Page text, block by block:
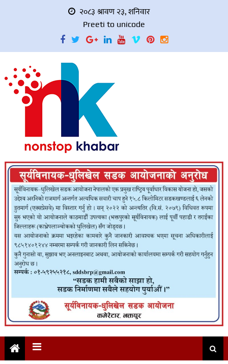
२०८३ श्रावण २३, शनिवार
Preeti to unicode